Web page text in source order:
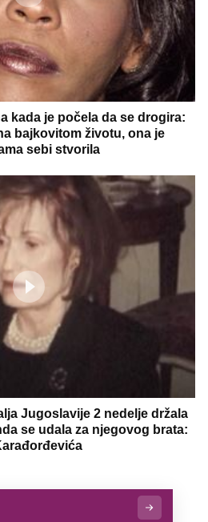
kada je počela da se drogira:
bajkovitom životu, ona je
sebi stvorila
Jugoslavije 2 nedelje držala
se udala za njegovog brata: